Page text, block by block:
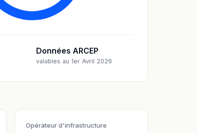
Données ARCEP
valables au 1er Avril 2026
Opérateur d'infrastructure